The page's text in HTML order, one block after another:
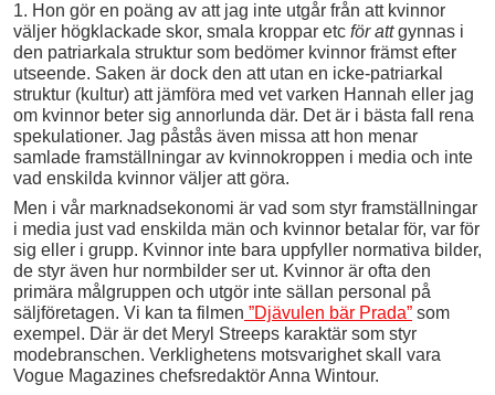
1. Hon gör en poäng av att jag inte utgår från att kvinnor
väljer högklackade skor, smala kroppar etc för attgynnas i
den patriarkala struktur som bedömer kvinnor främst efter
utseende. Saken är dock den att utan en icke-patriarkal
struktur (kultur) att jämföra med vet varken Hannah eller jag
om kvinnor beter sig annorlunda där. Det är i bästa fall rena
spekulationer. Jag påstås även missa att hon menar
samlade framställningar av kvinnokroppen i media och inte
vad enskilda kvinnor väljer att göra.
Men i vår marknadsekonomi är vad som styr framställningar
i media just vad enskilda män och kvinnor betalar för, var för
sig eller i grupp. Kvinnor inte bara uppfyller normativa bilder,
de styr även hur normbilder ser ut. Kvinnor är ofta den
primära målgruppen och utgör inte sällan personal på
säljföretagen. Vi kan ta filmen ”Djävulen bär Prada” som
exempel. Där är det Meryl Streeps karaktär som styr
modebranschen. Verklighetens motsvarighet skall vara
Vogue Magazines chefsredaktör Anna Wintour.